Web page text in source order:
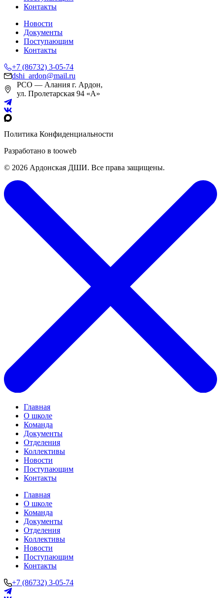
Контакты
Новости
Документы
Поступающим
Контакты
+7 (86732) 3-05-74
dshi_ardon@mail.ru
РСО — Алания г. Ардон,
ул. Пролетарская 94 «А»
Политика Конфиденциальности
Разработано в tooweb
© 2026 Ардонская ДШИ. Все права защищены.
Главная
О школе
Команда
Документы
Отделения
Коллективы
Новости
Поступающим
Контакты
Главная
О школе
Команда
Документы
Отделения
Коллективы
Новости
Поступающим
Контакты
+7 (86732) 3-05-74